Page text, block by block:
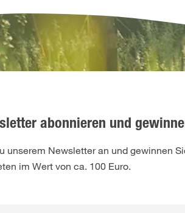
abonnieren und
Newsletter an und gewinnen
im Wert von ca. 100 Euro.